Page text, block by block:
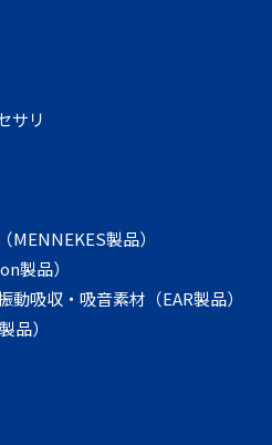
サリ
MENNEKES製品）
製品）
吸収・吸音素材（EAR製品）
品）